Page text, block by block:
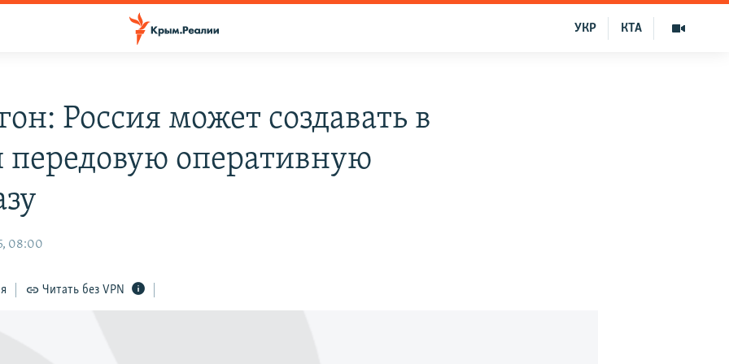
КТА
УКР
Россия может создавать в
оперативную
08:00
Читать без VPN